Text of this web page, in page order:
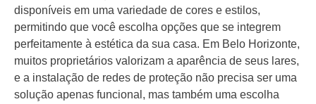
disponíveis em uma variedade de cores e estilos,
permitindo que você escolha opções que se integrem
perfeitamente à estética da sua casa. Em Belo Horizonte,
muitos proprietários valorizam a aparência de seus lares,
e a instalação de redes de proteção não precisa ser uma
solução apenas funcional, mas também uma escolha